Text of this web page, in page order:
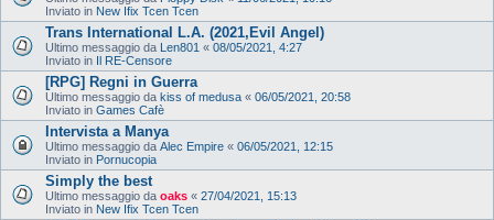
Inviato in New Ifix Tcen Tcen
Trans International L.A. (2021,Evil Angel)
Ultimo messaggio da Len801 « 08/05/2021, 4:27
Inviato in Il RE-Censore
[RPG] Regni in Guerra
Ultimo messaggio da kiss of medusa « 06/05/2021, 20:58
Inviato in Games Cafè
Intervista a Manya
Ultimo messaggio da Alec Empire « 06/05/2021, 12:15
Inviato in Pornucopia
Simply the best
Ultimo messaggio da oaks « 27/04/2021, 15:13
Inviato in New Ifix Tcen Tcen